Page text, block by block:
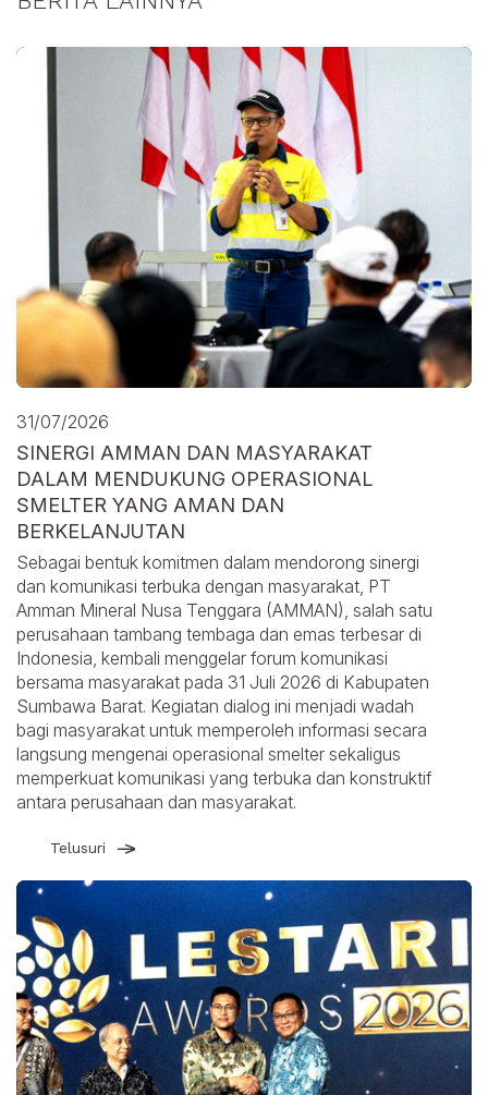
31/07/2026
SINERGI AMMAN DAN MASYARAKAT
DALAM MENDUKUNG OPERASIONAL
SMELTER YANG AMAN DAN
BERKELANJUTAN
Sebagai bentuk komitmen dalam mendorong sinergi
dan komunikasi terbuka dengan masyarakat, PT
Amman Mineral Nusa Tenggara (AMMAN), salah satu
perusahaan tambang tembaga dan emas terbesar di
Indonesia, kembali menggelar forum komunikasi
bersama masyarakat pada 31 Juli 2026 di Kabupaten
Sumbawa Barat. Kegiatan dialog ini menjadi wadah
bagi masyarakat untuk memperoleh informasi secara
langsung mengenai operasional smelter sekaligus
memperkuat komunikasi yang terbuka dan konstruktif
antara perusahaan dan masyarakat.
Telusuri